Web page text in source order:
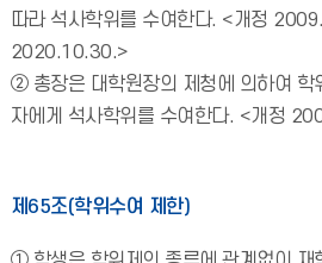
따라 석사학위를 수여한다. <개정
2020.10.30.>
② 총장은 대학원장의 제청에 의하여 학
자에게 석사학위를 수여한다. <개정
제65조(학위수여 제한)